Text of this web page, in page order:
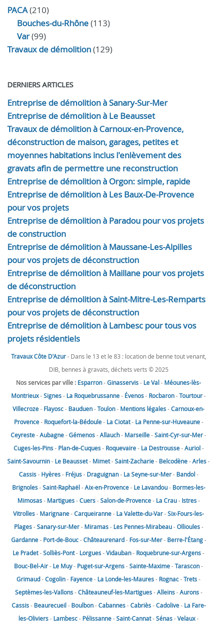
PACA(210)
Bouches-du-Rhône(113)
Var(99)
Travaux de démolition(129)
DERNIERS ARTICLES
Entreprise de démolition à Sanary-Sur-Mer
Entreprise de démolition à Le Beausset
Travaux de démolition à Carnoux-en-Provence,
déconstruction de maison, garages, petites et
moyennes habitations inclus l'enlèvement des
gravats afin de permettre une reconstruction
Entreprise de démolition à Orgon: simple, rapide
Entreprise de démolition à Les Baux-De-Provence
pour vos projets
Entreprise de démolition à Paradou pour vos projets
de construction
Entreprise de démolition à Maussane-Les-Alpilles
pour vos projets de déconstruction
Entreprise de démolition à Maillane pour vos projets
de déconstruction
Entreprise de démolition à Saint-Mitre-Les-Remparts
pour vos projets de déconstruction
Entreprise de démolition à Lambesc pour tous vos
projets résidentiels
Travaux Côte D'Azur- Dans le 13 et le 83 : location de benne tout venant,
DIB, bennes à gravats, déchets verts © 2025
Nos services par ville : Esparron-Ginasservis- Le Val- Méounes-lès-
Montrieux-Signes- La Roquebrussanne- Évenos- Rocbaron-Tourtour-
Villecroze- Flayosc- Bauduen-Toulon- Mentions légales-Carnoux-en-
Provence- Roquefort-la-Bédoule- La Ciotat- La Penne-sur-Huveaune-
Ceyreste-Aubagne-Gémenos-Allauch- Marseille-Saint-Cyr-sur-Mer-
Cuges-les-Pins- Plan-de-Cuques- Roquevaire- La Destrousse-Auriol-
Saint-Savournin- Le Beausset- Mimet-Saint-Zacharie- Belcodène-Arles-
Cassis- Hyères- Fréjus- Draguignan- La Seyne-sur-Mer- Bandol-
Brignoles-Saint-Raphaël-Aix-en-Provence- Le Lavandou- Bormes-les-
Mimosas- Martigues-Cuers-Salon-de-Provence- La Crau- Istres-
Vitrolles- Marignane-Carqueiranne- La Valette-du-Var-Six-Fours-les-
Plages-Sanary-sur-Mer- Miramas- Les Pennes-Mirabeau-Ollioules-
Gardanne- Port-de-Bouc-Châteaurenard- Fos-sur-Mer- Berre-l'Étang-
Le Pradet-Solliès-Pont- Lorgues-Vidauban- Roquebrune-sur-Argens-
Bouc-Bel-Air- Le Muy- Puget-sur-Argens-Sainte-Maxime-Tarascon-
Grimaud-Cogolin- Fayence- La Londe-les-Maures- Rognac-Trets-
Septèmes-les-Vallons-Châteauneuf-les-Martigues-Alleins-Aurons-
Cassis- Beaurecueil- Boulbon-Cabannes-Cabriès-Cadolive- La Fare-
les-Oliviers- Lambesc- Pélissanne-Saint-Cannat-Sénas-Velaux-